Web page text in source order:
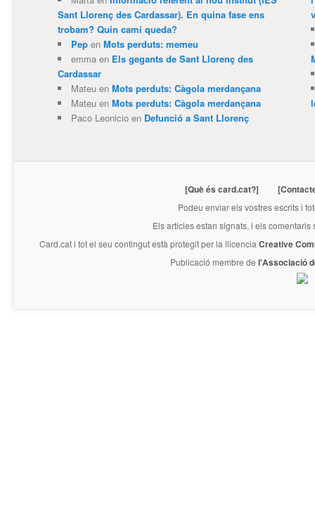
Sant Llorenç des Cardassar). En quina fase ens
trobam? Quin camí queda?
Pepen Mots perduts: memeu
emmaen Els gegants de Sant Llorenç des
Cardassar
Mateuen Mots perduts: Càgola merdançana
Mateuen Mots perduts: Càgola merdançana
Paco Leonicioen Defunció a Sant Llorenç
[Què és card.cat?]
Podeu enviar els vostres escrits i
Els articles estan signats, i els
Card.cati tot el seu contingut està protegit per la llicencia Creative
Publicació membre de l'Associació